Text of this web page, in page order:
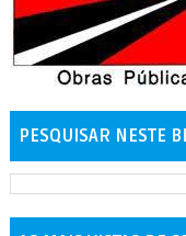
PESQUISAR NESTE